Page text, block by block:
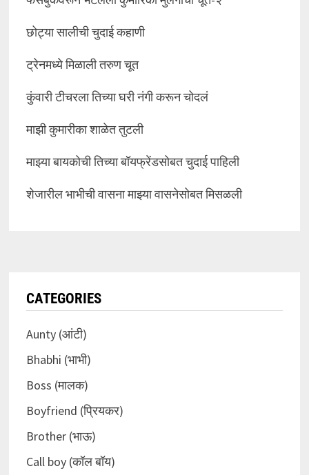
छोट्या सालीची चुदाई कहाणी
ट्रेनमध्ये मिळाली तरुण चूत
कुंवारी टीचरला तिच्या घरी नंगी करून चोदलं
माझी कुमारीका शाळेत तुटली
माझ्या बायकोची तिच्या बॉयफ्रेंडसोबत चुदाई पाहिली
शेजारील भाभीची वासना माझ्या वासनेसोबत मिसळली
CATEGORIES
Aunty (आंटी)
Bhabhi (भाभी)
Boss (मालक)
Boyfriend (प्रियकर)
Brother (भाऊ)
Call boy (कॉल बॉय)